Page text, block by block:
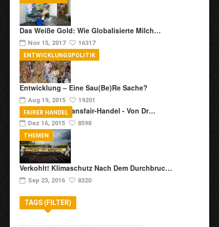
Das Weiße Gold: Wie Globalisierte Milch…
Nov 15, 2017 16317
Entwicklung – Eine Sau(be)re Sache?
Aug 19, 2015 19201
ENTWICKLUNGSPOLITIK
Zur Kritik Am Transfair-Handel - Von Dr…
Dez 16, 2015 8598
FAIRER HANDEL
Verkohlt! Klimaschutz Nach Dem Durchbruc…
Sep 23, 2016 8320
THEMEN
TAGS (FILTER)